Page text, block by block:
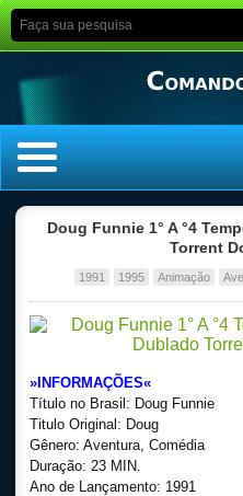
Doug Funnie 1° A °4
Torrent
1991 1995 Animação
»INFORMAÇÕES«
Título no Brasil: Doug Funnie
Titulo Original: Doug
Gênero: Aventura, Comédia
Duração: 23 MIN.
Ano de Lançamento: 1991